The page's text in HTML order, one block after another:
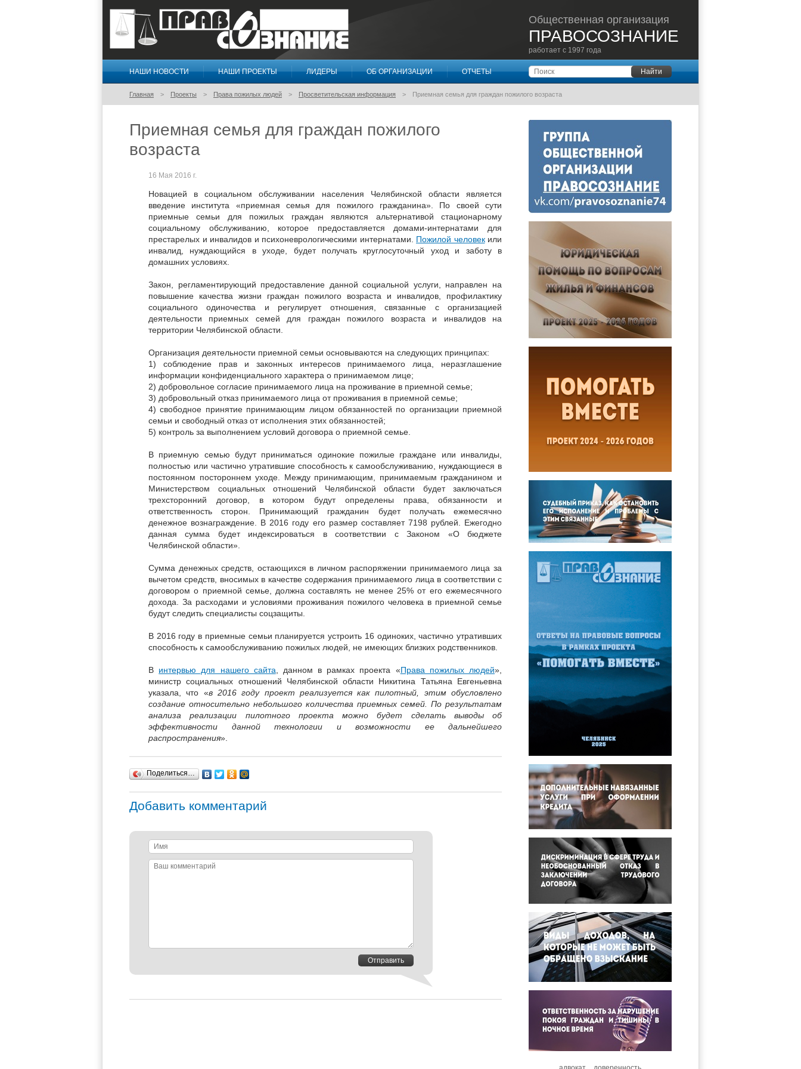
Правосознание
Общественная организация
ПРАВОСОЗНАНИЕ
работает с 1997 года
НАШИ НОВОСТИ НАШИ ПРОЕКТЫ ЛИДЕРЫ ОБ ОРГАНИЗАЦИИ ОТЧЕТЫ Поиск Найти
Главная Проекты Права пожилых людей Просветительская информация Приемная семья для граждан пожилого возраста
Приемная семья для граждан пожилого
возраста
16 Мая 2016 г.
Новацией в социальном обслуживании населения Челябинской области является
введение института «приемная семья для пожилого гражданина». По своей сути
приемные семьи для пожилых граждан являются альтернативой стационарному
социальному обслуживанию, которое предоставляется домами-интернатами для
престарелых и инвалидов и психоневрологическими интернатами. Пожилой человекили
инвалид, нуждающийся в уходе, будет получать круглосуточный уход и заботу в
домашних условиях.
Закон, регламентирующий предоставление данной социальной услуги, направлен на
повышение качества жизни граждан пожилого возраста и инвалидов, профилактику
социального одиночества и регулирует отношения, связанные с организацией
деятельности приемных семей для граждан пожилого возраста и инвалидов на
территории Челябинской области.
Организация деятельности приемной семьи основываются на следующих принципах:
1) соблюдение прав и законных интересов принимаемого лица, неразглашение
информации конфиденциального характера о принимаемом лице;
2) добровольное согласие принимаемого лица на проживание в приемной семье;
3) добровольный отказ принимаемого лица от проживания в приемной семье;
4) свободное принятие принимающим лицом обязанностей по организации приемной
семьи и свободный отказ от исполнения этих обязанностей;
5) контроль за выполнением условий договора о приемной семье.
В приемную семью будут приниматься одинокие пожилые граждане или инвалиды,
полностью или частично утратившие способность к самообслуживанию, нуждающиеся в
постоянном постороннем уходе. Между принимающим, принимаемым гражданином и
Министерством социальных отношений Челябинской области будет заключаться
трехсторонний договор, в котором будут определены права, обязанности и
ответственность сторон. Принимающий гражданин будет получать ежемесячно
денежное вознаграждение. В 2016 году его размер составляет 7198 рублей. Ежегодно
данная сумма будет индексироваться в соответствии с Законом «О бюджете
Челябинской области».
Сумма денежных средств, остающихся в личном распоряжении принимаемого лица за
вычетом средств, вносимых в качестве содержания принимаемого лица в соответствии с
договором о приемной семье, должна составлять не менее 25% от его ежемесячного
дохода. За расходами и условиями проживания пожилого человека в приемной семье
будут следить специалисты соцзащиты.
В 2016 году в приемные семьи планируется устроить 16 одиноких, частично утративших
способность к самообслуживанию пожилых людей, не имеющих близких родственников.
В интервью для нашего сайта , данном в рамках проекта «Права пожилых людей»,
министр социальных отношений Челябинской области Никитина Татьяна Евгеньевна
указала, что «в 2016 году проект реализуется как пилотный, этим обусловлено
создание относительно небольшого количества приемных семей. По результатам
анализа реализации пилотного проекта можно будет сделать выводы об
эффективности данной технологии и возможности ее дальнейшего
распространения».
Поделиться…
Добавить комментарий
Имя
Ваш
Отправить